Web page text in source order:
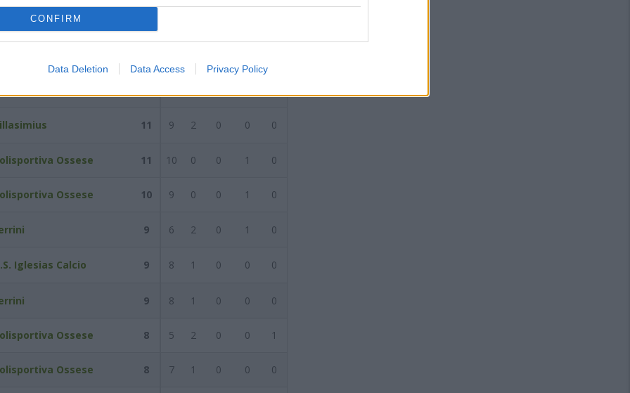
CONFIRM
Data Deletion Data Access Privacy Policy
Teodoro Porto
Rotondo
11 9 2 0 0 0
Ossese 11 10 0 0 1 0
Ossese 10 9 0 0 1 0
9 6 2 0 1 0
Iglesias Calcio 9 8 1 0 0 0
9 8 1 0 0 0
Ossese 8 5 2 0 0 1
Ossese 8 7 1 0 0 0